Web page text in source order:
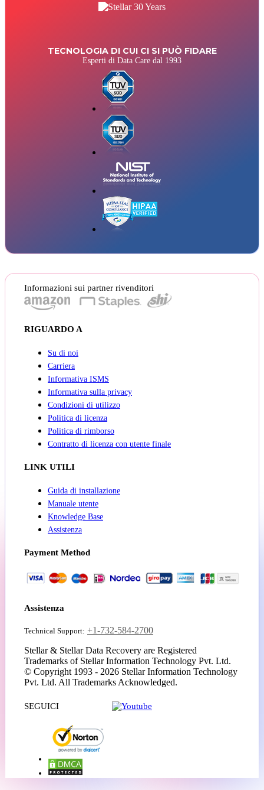
TECNOLOGIA DI CUI CI SI PUÒ FIDARE
Esperti di Data Care dal 1993
Informazioni sui partner rivenditori
RIGUARDO A
Su di noi
Carriera
Informativa ISMS
Informativa sulla privacy
Condizioni di utilizzo
Politica di licenza
Politica di rimborso
Contratto di licenza con utente finale
LINK UTILI
Guida di installazione
Manuale utente
Knowledge Base
Assistenza
Payment Method
Assistenza
Technical Support: +1-732-584-2700
Stellar & Stellar Data Recovery are Registered
Trademarks of Stellar Information Technology Pvt. Ltd.
© Copyright 1993 - 2026 Stellar Information Technology
Pvt. Ltd. All Trademarks Acknowledged.
SEGUICI